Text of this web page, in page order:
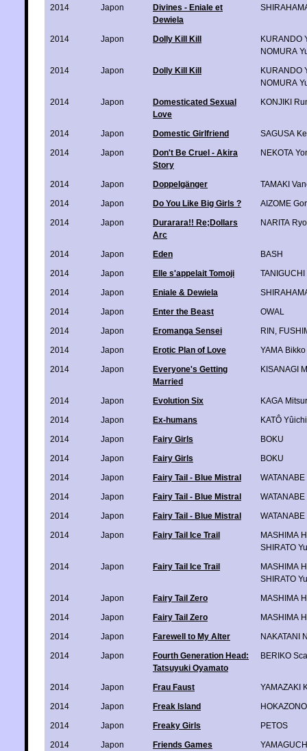
2014 Japon
Divines - Eniale et
Dewiela
2014 Japon Dolly Kill Kill
KURANDO
NOMURA
2014
Japon Dolly Kill Kill
KURANDO
NOMURA
2014
Japon
Domesticated Sexual
Love
KONJIKI
2014 Japon Domestic Girlfriend
SAGUSA
2014
Japon
Don't Be Cruel - Akira
Story
NEKOTA
2014 Japon Doppelgänger
TAMAKI
2014
Japon Do You Like Big Girls ?
AIZOME
2014
Japon
Durarara!! Re;Dollars
Arc
NARITA
2014 Japon Eden
BASH
2014
Japon Elle s'appelait Tomoji
TANIGUCHI
2014
Japon Eniale & Dewiela
2014
Japon Enter the Beast
OWAL
2014
Japon Eromanga Sensei RIN
2014
Japon Erotic Plan of Love
YAMA Bikko
2014
Japon
Everyone's Getting
Married
KISANAGI
2014 Japon Evolution Six
KAGA
2014
Japon Ex-humans
KATÔ Yûichi
2014
Japon Fairy Girls
BOKU
2014
Japon Fairy Girls
BOKU
2014
Japon Fairy Tail - Blue Mistral
2014
Japon Fairy Tail - Blue Mistral
2014
Japon Fairy Tail - Blue Mistral
2014
Japon Fairy Tail Ice Trail
MASHIMA
SHIRATO
2014
Japon Fairy Tail Ice Trail
MASHIMA
SHIRATO
2014
Japon Fairy Tail Zero
MASHIMA
2014
Japon Fairy Tail Zero
MASHIMA
2014
Japon Farewell to My Alter
NAKATANI
2014
Japon
Fourth Generation Head:
Tatsuyuki Oyamato
BERIKO
2014 Japon Frau Faust
YAMAZAKI
2014
Japon Freak Island
2014
Japon Freaky Girls
PETOS
2014
Japon Friends Games